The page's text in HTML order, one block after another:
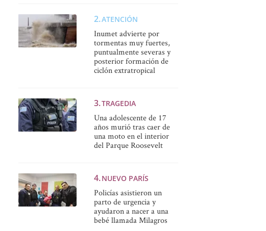
ATENCIÓN
Inumet advierte por
tormentas muy fuertes,
puntualmente severas y
posterior formación de
ciclón extratropical
TRAGEDIA
Una adolescente de 17
años murió tras caer de
una moto en el interior
del Parque Roosevelt
NUEVO PARÍS
Policías asistieron un
parto de urgencia y
ayudaron a nacer a una
bebé llamada Milagros